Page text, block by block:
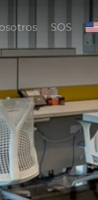
SOS